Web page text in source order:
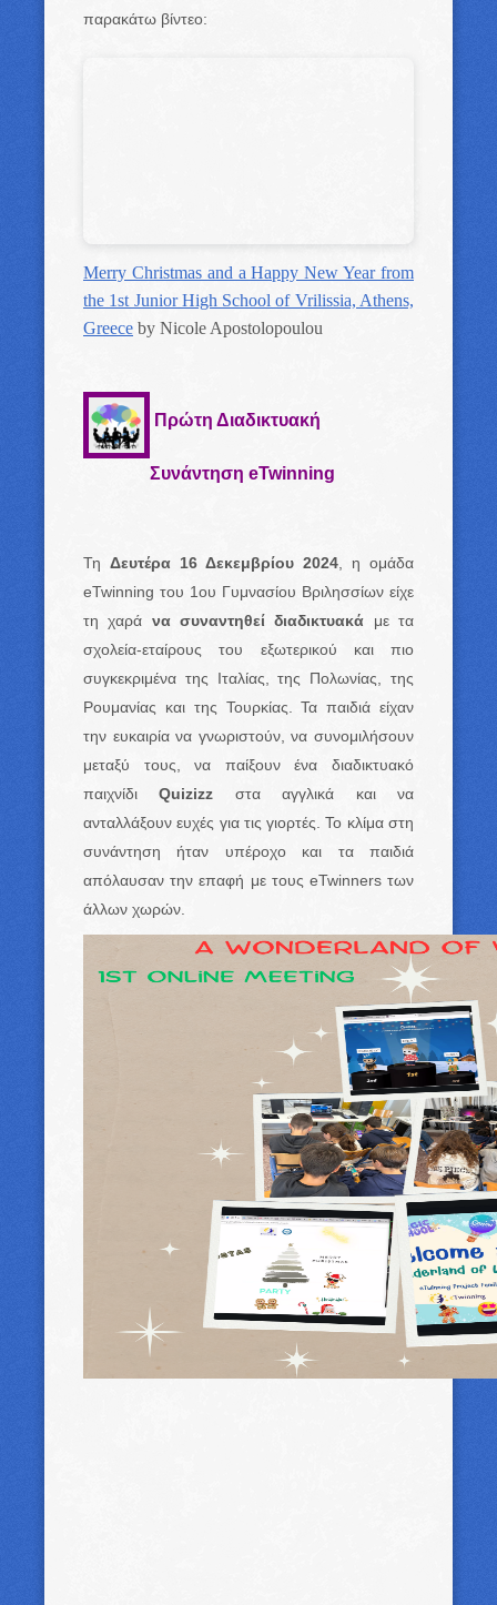
παρακάτω βίντεο:
Merry Christmas and a Happy New Year from
the 1st Junior High School of Vrilissia, Athens,
Greece by Nicole Apostolopoulou
Πρώτη Διαδικτυακή
Συνάντηση eTwinning
Τη Δευτέρα 16 Δεκεμβρίου 2024 , η ομάδα
eTwinning του 1ου Γυμνασίου Βριλησσίων είχε
τη χαρά να συναντηθεί διαδικτυακά με τα
σχολεία-εταίρους του εξωτερικού και πιο
συγκεκριμένα της Ιταλίας, της Πολωνίας, της
Ρουμανίας και της Τουρκίας. Τα παιδιά είχαν
την ευκαιρία να γνωριστούν, να συνομιλήσουν
μεταξύ τους, να παίξουν ένα διαδικτυακό
παιχνίδιQuizizz στα αγγλικά και να
ανταλλάξουν ευχές για τις γιορτές. Το κλίμα στη
συνάντηση ήταν υπέροχο και τα παιδιά
απόλαυσαν την επαφή με τους eTwinners των
άλλων χωρών.